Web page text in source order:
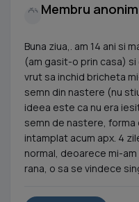
Membru anonim
Buna ziua,. am 14 ani si
(am gasit-o prin casa) si
vrut sa inchid bricheta
semn din nastere (nu
ideea este ca nu era
semn de nastere, forma
intamplat acum apx. 4
normal, deoarece mi-
rana, o sa se vindece